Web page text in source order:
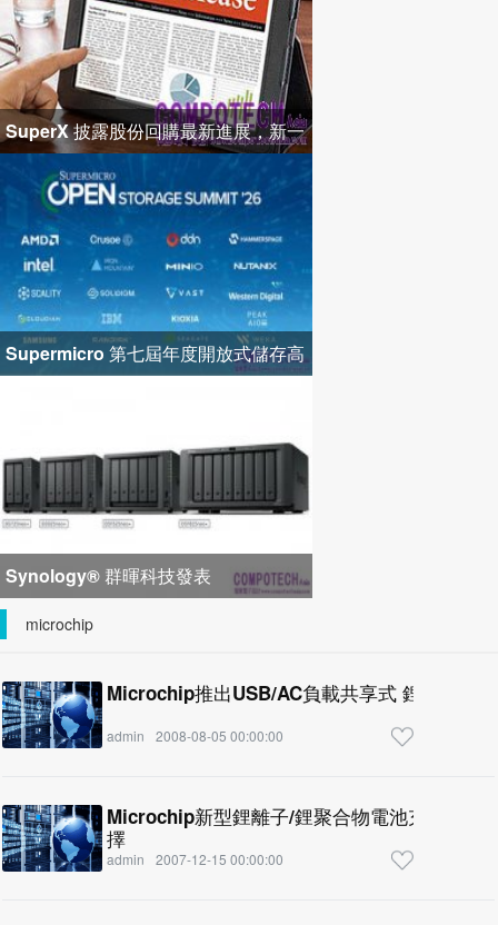
SuperX 披露股份回購最新進展，新一
輪迴購落地堅定長期價值成長
Supermicro 第七屆年度開放式儲存高
Synology® 群暉科技發表
DiskStation neo+ 系列，以低入手門
microchip
Microchip推出USB/AC負載共享式 鋰離子/ 鋰
admin 2008-08-05 00:00:00
Microchip新型鋰離子/鋰聚合物電池充電器，
擇
admin 2007-12-15 00:00:00